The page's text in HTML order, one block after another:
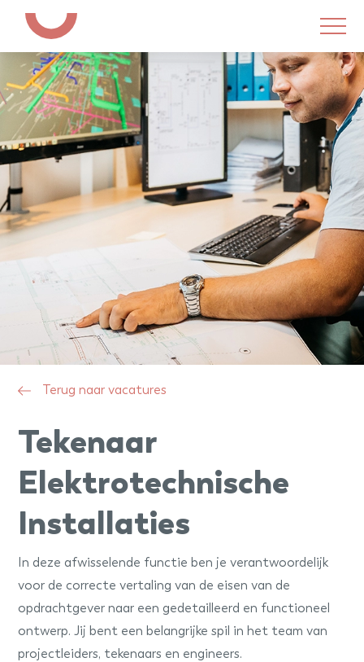
Terug naar vacatures
Tekenaar
Elektrotechnische
Installaties
In deze afwisselende functie ben je verantwoordelijk
voor de correcte vertaling van de eisen van de
opdrachtgever naar een gedetailleerd en functioneel
ontwerp. Jij bent een belangrijke spil in het team van
projectleiders, tekenaars en engineers.